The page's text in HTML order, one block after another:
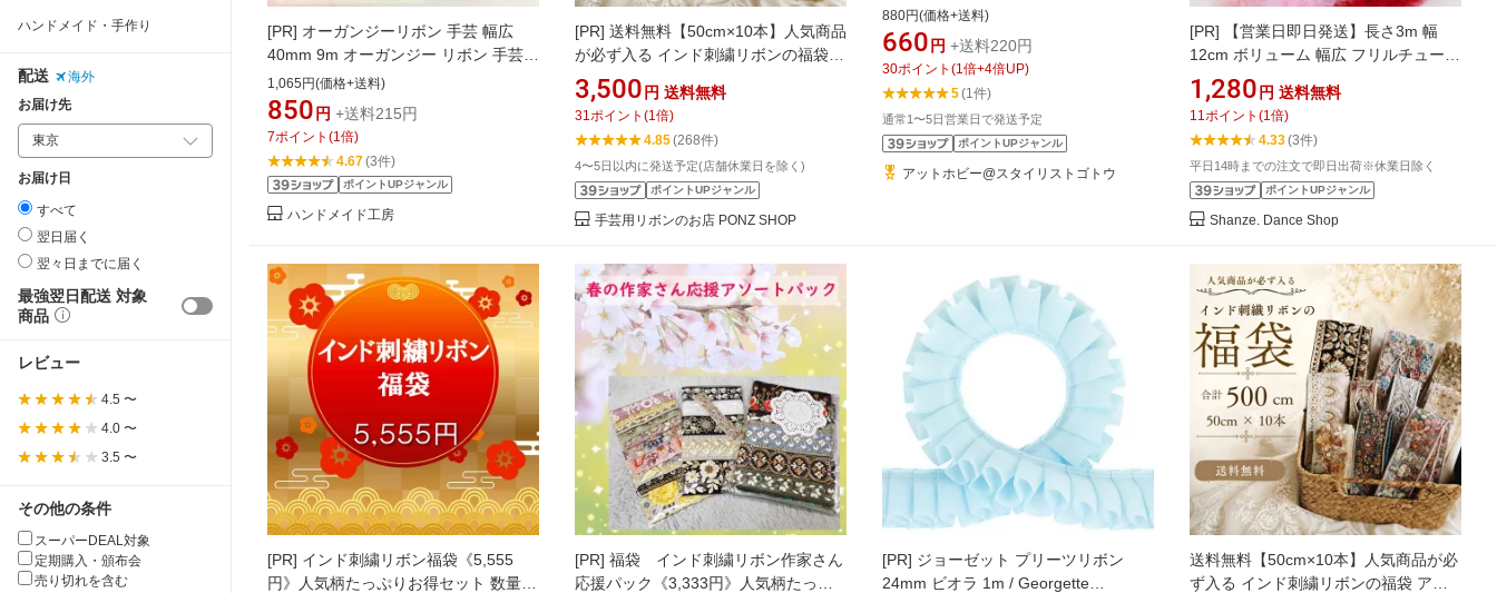
ハンドメイド・手作り
配送
海外
お届け先
お届け日
すべて
翌日届く
翌々日までに届く
最強翌日配送 対象
商品
レビュー
4.5 〜
4.0 〜
3.5 〜
その他の条件
スーパーDEAL対象
定期購入・頒布会
売り切れを含む
[PR] オーガンジーリボン 手芸 幅広
40mm 9m オーガンジー リボン 手芸用
リボン テープ ゴールドライン 金縁 ハ
ンドメイド 手芸材料 可愛い おしゃれ
ヘアアクセサリー ギフト ラッピング
リボンテープ 赤 くすみカラー ラッピ
ングリボン カットリボン テグス入り
手芸用品通販
1,065円(価格+送料)
850 円 +送料215円
7ポイント (1 倍)
4.67(3件)
ポイントUPジャンル
ハンドメイド工房
[PR] 送料無料【50cm×10本】人気商品
が必ず入る インド刺繍リボンの福袋
アソートパック 詰め合わせ インドリ
ボン お得 安い 割安 インドリボン
ハンドメイド 手芸 パーツ リボン
インド刺繍リボン 総額6500円以上
【E】
3,500 円 送料無料
31 ポイント (1 倍)
4.85(268件)
4〜5日以内に発送予定(店舗休業日を除く)
ポイントUPジャンル
手芸用リボンのお店 PONZ SHOP
ッピング/リボンレイ/ラベンダーステ
ィック】
880円(価格+送料)
660 円 +送料220円
30ポイント (1倍+4倍UP)
5(1件)
通常1〜5日営業日で発送予定
ポイントUPジャンル
アットホビー@スタイリストゴトウ
[PR]
【営業日即日発送】長さ3m 幅
12cm ボリューム 幅広 フリルチュール
テープ リボン フリル チュール 手芸 衣
装 ドレス ウイング アーム飾り アクセ
サリー バレエ衣装 ダンス衣装 社交ダ
ンス衣装 社交ダンス ベリーダンス 素
材 服飾 ハンドメイド
1,280 円 送料無料
11 ポイント (1 倍)
4.33(3件)
平日14時までの注文で即日出荷※休業日除く
ポイントUPジャンル
Shanze. Dance Shop
[PR] インド刺繍リボン福袋《5,555
円》人気柄たっぷりお得セット 数量限
[PR] 福袋 インド刺繍リボン作家さん
応援パック《3,333円》人気柄たっぷ
[PR] ジョーゼット プリーツリボン
24mm ビオラ 1m / Georgette
送料無料【50cm×10本】人気商品が必
ず入る インド刺繍リボンの福袋 アソ